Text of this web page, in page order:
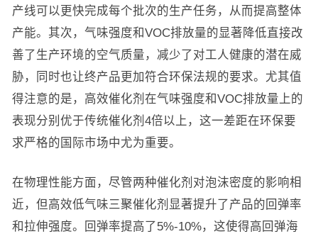
产线可以更快完成每个批次的生产任务，从而提高整体
产能。其次，气味强度和VOC排放量的显著降低直接改
善了生产环境的空气质量，减少了对工人健康的潜在威
胁，同时也让终产品更加符合环保法规的要求。尤其值
得注意的是，高效催化剂在气味强度和VOC排放量上的
表现分别优于传统催化剂4倍以上，这一差距在环保要
求严格的国际市场中尤为重要。
在物理性能方面，尽管两种催化剂对泡沫密度的影响相
近，但高效低气味三聚催化剂显著提升了产品的回弹率
和拉伸强度。回弹率提高了5%-10%，这使得高回弹海